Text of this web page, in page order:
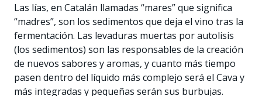
Las lías, en Catalán llamadas “mares” que significa
“madres”, son los sedimentos que deja el vino tras la
fermentación. Las levaduras muertas por autolisis
(los sedimentos) son las responsables de la creación
de nuevos sabores y aromas, y cuanto más tiempo
pasen dentro del líquido más complejo será el Cava y
más integradas y pequeñas serán sus burbujas.